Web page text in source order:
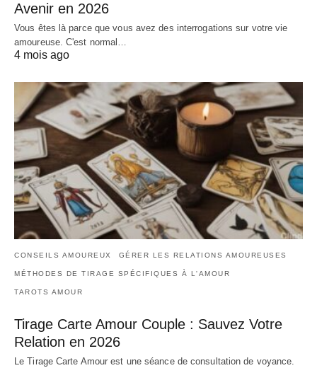
Avenir en 2026
Vous êtes là parce que vous avez des interrogations sur votre vie
amoureuse. C'est normal…
4 mois ago
CONSEILS AMOUREUX GÉRER LES RELATIONS AMOUREUSES
MÉTHODES DE TIRAGE SPÉCIFIQUES À L'AMOUR
TAROTS AMOUR
Tirage Carte Amour Couple : Sauvez Votre
Relation en 2026
Le Tirage Carte Amour est une séance de consultation de voyance.